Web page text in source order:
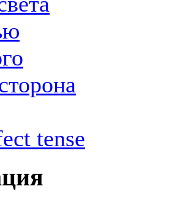
tense